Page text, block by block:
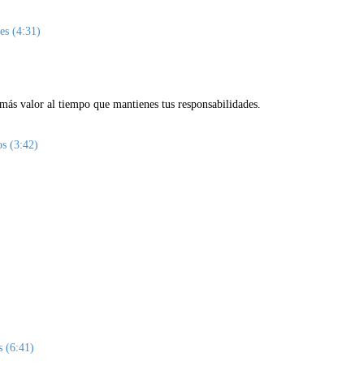
(4:31)
valor al tiempo que mantienes tus responsabilidades.
(3:42)
(6:41)